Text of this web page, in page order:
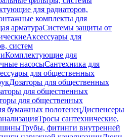
для радиаторов,
комплекты для
арматураСистемы защиты от
Аксессуары для
систем
Комплектующие для
насосыСантехника для
для общественных
Дозаторы для общественных
для общественных
для общественных
бумажных полотенецДиспенсеры
Тросы сантехнические,
Трубы, фитинги внутренней